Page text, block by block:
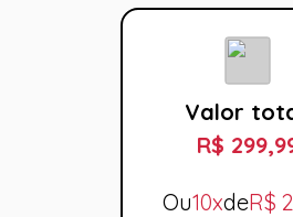
Valor
R$
Ou10xdeR$